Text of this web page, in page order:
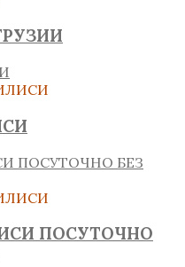
ПОСУТОЧНО